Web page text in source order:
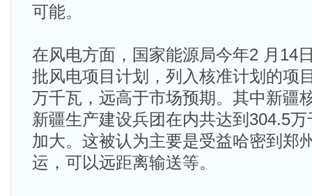
可能。
在风电方面，国家能源局今年2 月14
批风电项目计划，列入核准计划的项
万千瓦，远高于市场预期。其中新疆
新疆生产建设兵团在内共达到304.5
加大。这被认为主要是受益哈密到郑
运，可以远距离输送等。